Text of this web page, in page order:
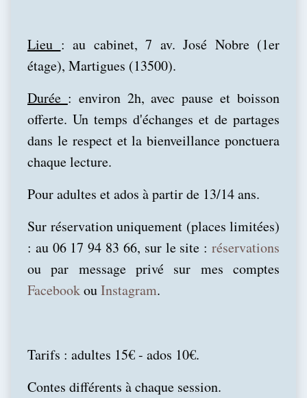
Lieu : au cabinet, 7 av. José Nobre (1er
étage), Martigues (13500).
Durée : environ 2h, avec pause et boisson
offerte. Un temps d'échanges et de partages
dans le respect et la bienveillance ponctuera
chaque lecture.
Pour adultes et ados à partir de 13/14 ans.
Sur réservation uniquement (places limitées)
: au 06 17 94 83 66, sur lesite :réservations
ou par message privé sur mes comptes
FacebookouInstagram.
Tarifs : adultes 15€ - ados 10€.
Contes différents à chaque session.